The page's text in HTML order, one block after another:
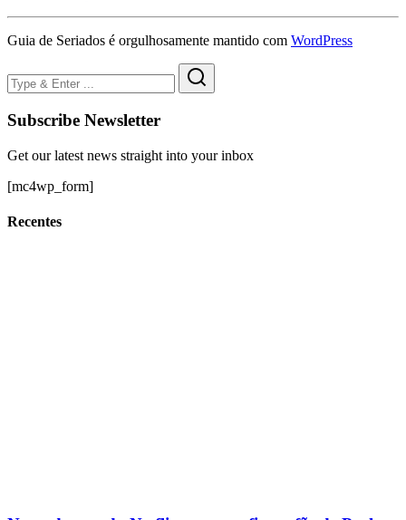
Guia de Seriados é orgulhosamente mantido com WordPress
Subscribe Newsletter
Get our latest news straight into your inbox
[mc4wp_form]
Recentes